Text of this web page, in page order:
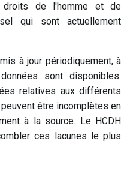
de l'homme et de
qui sont actuellement
à jour périodiquement, à
sont disponibles.
relatives aux différents
être incomplètes en
à la source. Le HCDH
ces lacunes le plus